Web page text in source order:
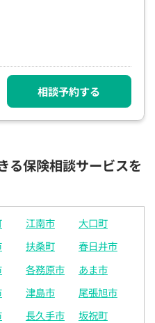
相談予約する
る保険相談サービスを
江南市
大口町
扶桑町
春日井市
各務原市
あま市
津島市
尾張旭市
長久手市
坂祝町